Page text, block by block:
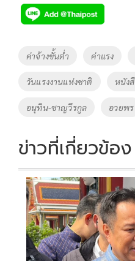
e
b
o
k
tt
er
p
y
Li
n
k
Tags
ค่าจ้างขั้นต่ำ ค่าแรง
วันแรงงานแห่งชาติ หนัง
อนุทิน-ชาญวีรกูล อวยพร
ข่าวที่เกี่ยวข้อง